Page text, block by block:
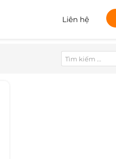
Liên hệ